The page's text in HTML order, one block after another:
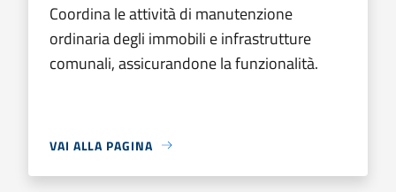
Coordina le attività di manutenzione
ordinaria degli immobili e infrastrutture
comunali, assicurandone la funzionalità.
VAI ALLA PAGINA